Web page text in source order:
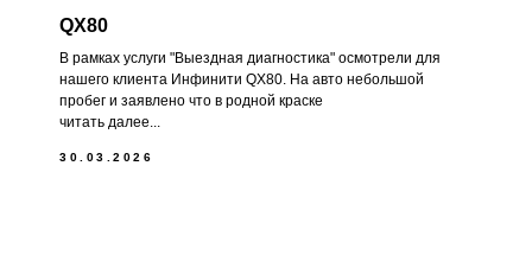
QX80
В рамках услуги "Выездная диагностика" осмотрели для
нашего клиента Инфинити QX80. На авто небольшой
пробег и заявлено что в родной краске
читать далее...
30.03.2026